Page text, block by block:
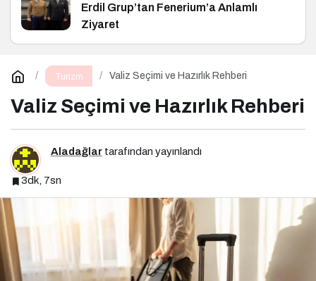
Erdil Grup’tan Fenerium’a Anlamlı
Ziyaret
Turizm Valiz Seçimi ve Hazırlık Rehberi
Valiz Seçimi ve Hazırlık Rehberi
Aladağlar tarafından yayınlandı
3dk, 7sn